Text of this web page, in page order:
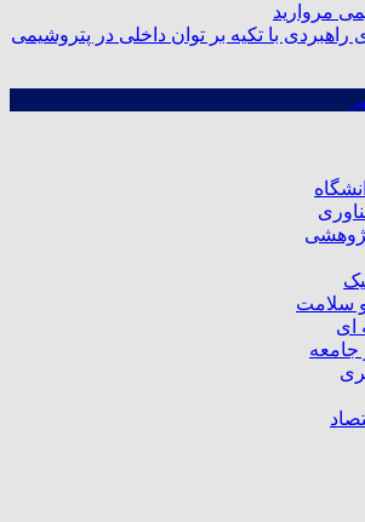
مروارید
با تکیه بر توان داخلی در پتروشیمی
سلامت
ای